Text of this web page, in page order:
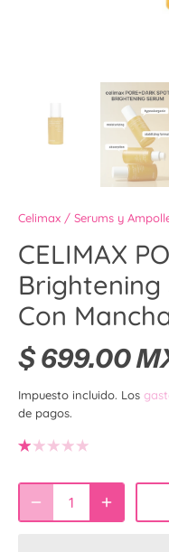
Celimax / Serums y
CELIMAX
Brightening
Con
$ 699.00
Impuesto incluido. Los
de pagos.